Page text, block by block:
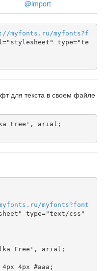
@import
://myfonts . ru /myfonts?f
type="te
для текста в своем файле
. ru /myfonts?font
type="text/css"
Free', arial;
4px #aaa;